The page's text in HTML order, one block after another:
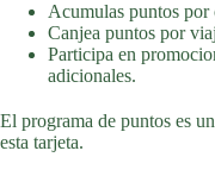
Acumulas puntos por
Canjea puntos por
Participa en
adicionales.
El programa de puntos es
esta tarjeta.